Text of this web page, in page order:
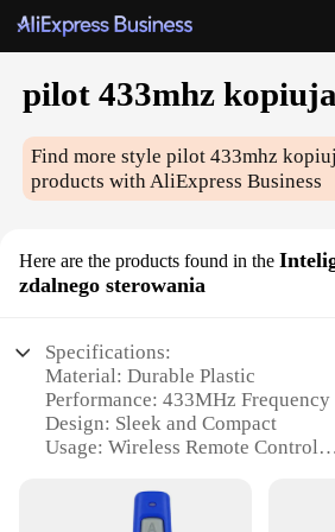
pilot 433mhz
Find more stylepilot 433mhz
products with AliExpress Business
Here are the products found in the
zdalnego sterowania
Specifications:
Material: Durable Plastic
Performance: 433MHz Frequency
Design: Sleek and Compact
Usage: Wireless Remote Control
Parts and Accessories: Includes 4-